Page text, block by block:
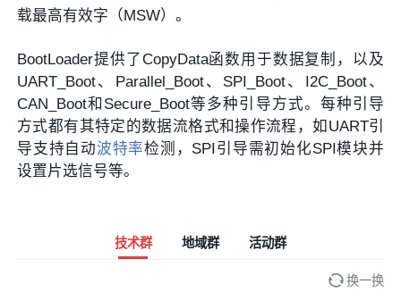
载最高有效字（MSW）。
BootLoader提供了CopyData函数用于数据复制，以及
UART_Boot、Parallel_Boot、SPI_Boot、I2C_Boot、
CAN_Boot和Secure_Boot等多种引导方式。每种引导
方式都有其特定的数据流格式和操作流程，如UART引
导支持自动波特率检测，SPI引导需初始化SPI模块并
设置片选信号等。
技术群 地域群 活动群
换一换